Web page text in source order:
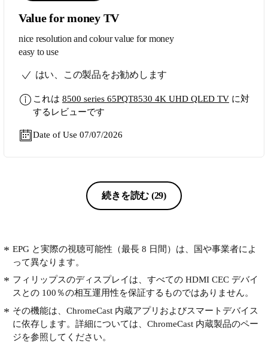
Value for money TV
nice resolution and colour value for money
easy to use
はい、この製品をお勧めします
これは 8500 series 65PQT8530 4K UHD QLED TV に対
するレビューです
Date of Use 07/07/2026
続きを読む (29)
EPG と実際の視聴可能性（最長 8 日間）は、国や事業者によ
って異なります。
フィリップスのディスプレイは、すべての HDMI CEC デバイ
スとの 100％の相互運用性を保証するものではありません。
その機能は、ChromeCast 内蔵アプリおよびスマートデバイス
に依存します。詳細については、ChromeCast 内蔵製品のペー
ジを参照してください。